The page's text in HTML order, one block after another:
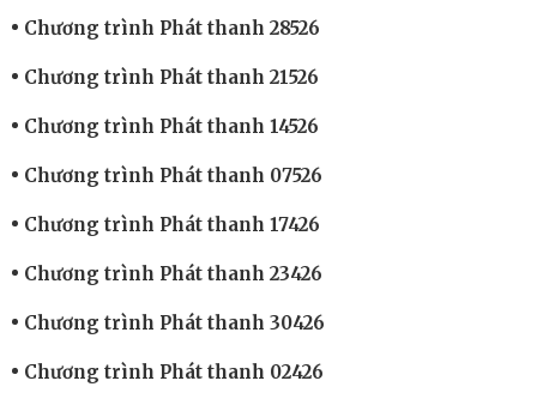
Chương trình Phát thanh 28526
Chương trình Phát thanh 21526
Chương trình Phát thanh 14526
Chương trình Phát thanh 07526
Chương trình Phát thanh 17426
Chương trình Phát thanh 23426
Chương trình Phát thanh 30426
Chương trình Phát thanh 02426